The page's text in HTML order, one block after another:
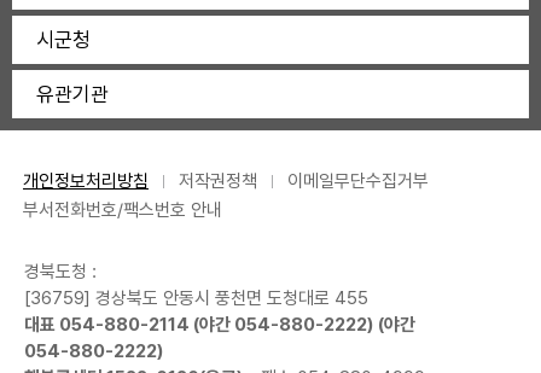
시군청
유관기관
개인정보처리방침 저작권정책
이메일무단수집거부
부서전화번호/팩스번호 안내
경북도청 :
[36759] 경상북도 안동시 풍천면 도청대로 455
대표 054-880-2114 (야간 054-880-2222) (야간
054-880-2222)